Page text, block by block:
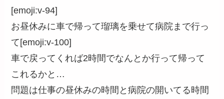
[emoji:v-94]
お昼休みに車で帰って瑠璃を乗せて病院まで行っ
て[emoji:v-100]
車で戻ってくれば2時間でなんとか行って帰って
これるかと…
問題は仕事の昼休みの時間と病院の開いてる時間